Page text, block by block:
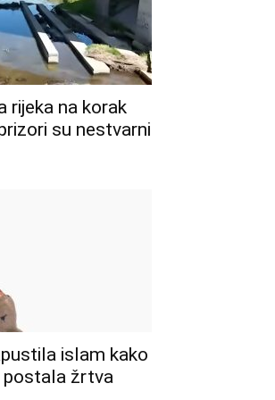
rijeka na korak
su nestvarni
islam kako
postala žrtva